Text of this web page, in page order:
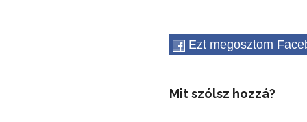
Ezt megosztom
Mit szólsz hozzá?